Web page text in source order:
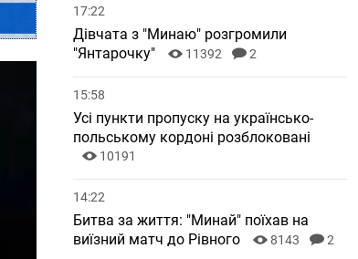
17:22
Дівчата з "Минаю" розгромили
"Янтарочку"
11392 2
15:58
Усі пункти пропуску на українсько-
польському кордоні розблоковані
10191
14:22
Битва за життя: "Минай" поїхав на
виїзний матч до Рівного
8143 2